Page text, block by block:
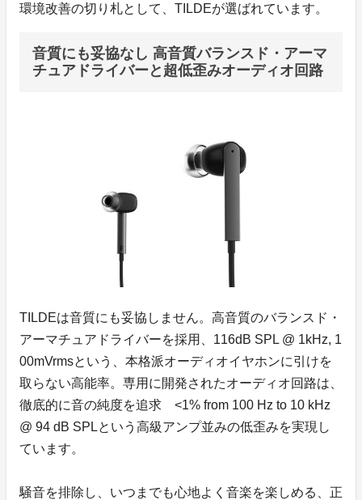
環境改善の切り札として、TILDEが選ばれています。
音質にも妥協なし 高音質バランスド・アーマ
チュアドライバーと超低歪みオーディオ回路
TILDEは音質にも妥協しません。高音質のバランスド・
アーマチュアドライバーを採用、116dB SPL @ 1kHz, 1
00mVrmsという、本格派オーディオイヤホンに引けを
取らない高能率。専用に開発されたオーディオ回路は、
徹底的に音の純度を追求 <1% from 100 Hz to 10 kHz
@ 94 dB SPLという高級アンプ並みの低歪みを実現し
ています。
騒音を排除し、いつまでも心地よく音楽を楽しめる、正